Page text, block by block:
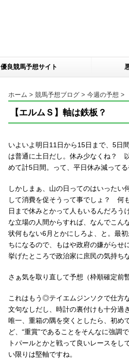
優良競馬予想サイト
ホーム > 競馬予想ブログ > 今週の予想 >
【エルムＳ】軸は鉄板？
いよいよ明日11日から15日まで、5日
は普通に土日だし。休み少なくね？
めて計5日間。って、平日休み減っ
しかしまぁ、山の日ってのはいった
して消費を促そうって事でしょ？ 何
日まで休みとかって人もいるんだろう
な立場の人間からすれば、なんでこん
状何もない6月とかにしろよ、と。最
ちになるので、もはや政府の嫌がらせ
挙げたところで政治家に庶民の気持ち
さぁ気を取り直して予想（枠順確定前
これはもう◎テイエムジンソクで仕方
文句なしだし、時計の裏付けも十分過
唯一、重箱の隅を突くとしたら、初め
ど、“重賞”であることをそんなに強調
トパールとかと戦って良いレースを
い限りは堅軸ですね。